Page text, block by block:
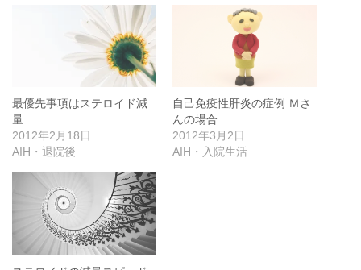
最優先事項はステロイド減
量
2012年2月18日
AIH・退院後
自己免疫性肝炎の症例 Ｍさ
んの場合
2012年3月2日
AIH・入院生活